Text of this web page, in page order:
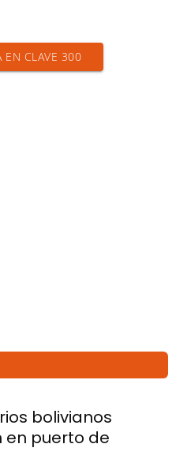
EN CLAVE 300
bolivianos
en puerto de